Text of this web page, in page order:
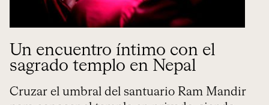
Un encuentro íntimo con el
sagrado templo en Nepal
Cruzar el umbral del santuario Ram Mandir